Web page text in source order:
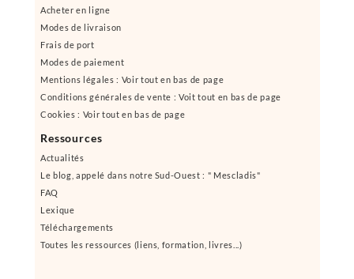
Acheter en ligne
Modes de livraison
Frais de port
Modes de paiement
Mentions légales : Voir tout en bas de page
Conditions générales de vente : Voit tout en bas de page
Cookies : Voir tout en bas de page
Ressources
Actualités
Le blog, appelé dans notre Sud-Ouest : " Mescladis"
FAQ
Lexique
Téléchargements
Toutes les ressources (liens, formation, livres...)